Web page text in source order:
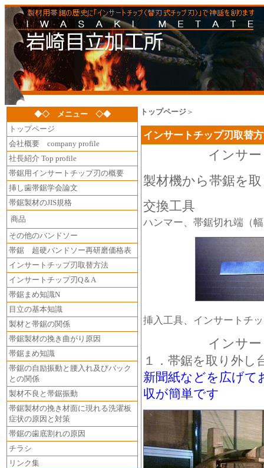
◆◇ メニュー ◇◆
トップページ
会社概要 company profile
社長紹介 Top profile
帯鋸用インサートチップ刃の概要
挿し歯帯鋸学会論文
帯鋸製材のJIS規格
商品
その他のバンドソー
帯鋸 超硬バンドソー再研磨価格表
インサートチップ刃取替方法
インサートチップ刃Q＆A
帯鋸まめ知識N
目立の基本知識
製材と帯鋸の関係
帯鋸製材の挽き曲がり原因
帯鋸まめ知識
帯鋸の自励振動と腰入れ及びバック
との関係
製材不良と帯鋸振動
帯鋸製材の挽き材面に現れる洗濯板
症状の原因と対策
帯鋸の歯底割れの原因
チラシ
リンク集
トップページ ＞
インサートチップ刃取替
インサートチ
製材機から帯鋸を
交換工具
ハンマー、帯鋸切れ端（
挿入工具、インサートチ
インサートチ
１．帯鋸を取り外し
新聞紙などを広げて
収が簡単です